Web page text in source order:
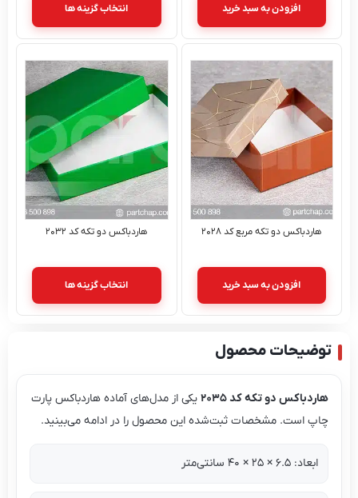
افزودن به سبد خرید انتخاب گزینه ها
دو تکه مربع کد ۲۰۲۸
افزودن به سبد خرید
هاردباکس دو تکه کد ۲۰۳۲
انتخاب گزینه ها
محصول
دو تکه کد 2035
یکی از مدل‌های آماده هاردباکس پارت
است. مشخصات ثبت‌شده این محصول را در ادامه می‌بینید.